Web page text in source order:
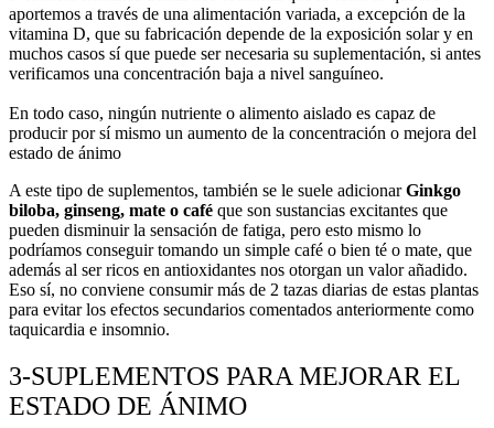
aportemos a través de una alimentación variada, a excepción de la
vitamina D, que su fabricación depende de la exposición solar y en
muchos casos sí que puede ser necesaria su suplementación, si antes
verificamos una concentración baja a nivel sanguíneo.
En todo caso, ningún nutriente o alimento aislado es capaz de
producir por sí mismo un aumento de la concentración o mejora del
estado de ánimo
A este tipo de suplementos, también se le suele adicionarGinkgo
biloba, ginseng, mate o café que son sustancias excitantes que
pueden disminuir la sensación de fatiga, pero esto mismo lo
podríamos conseguir tomando un simple café o bien té o mate, que
además al ser ricos en antioxidantes nos otorgan un valor añadido.
Eso sí, no conviene consumir más de 2 tazas diarias de estas plantas
para evitar los efectos secundarios comentados anteriormente como
taquicardia e insomnio.
3-SUPLEMENTOS PARA MEJORAR EL
ESTADO DE ÁNIMO